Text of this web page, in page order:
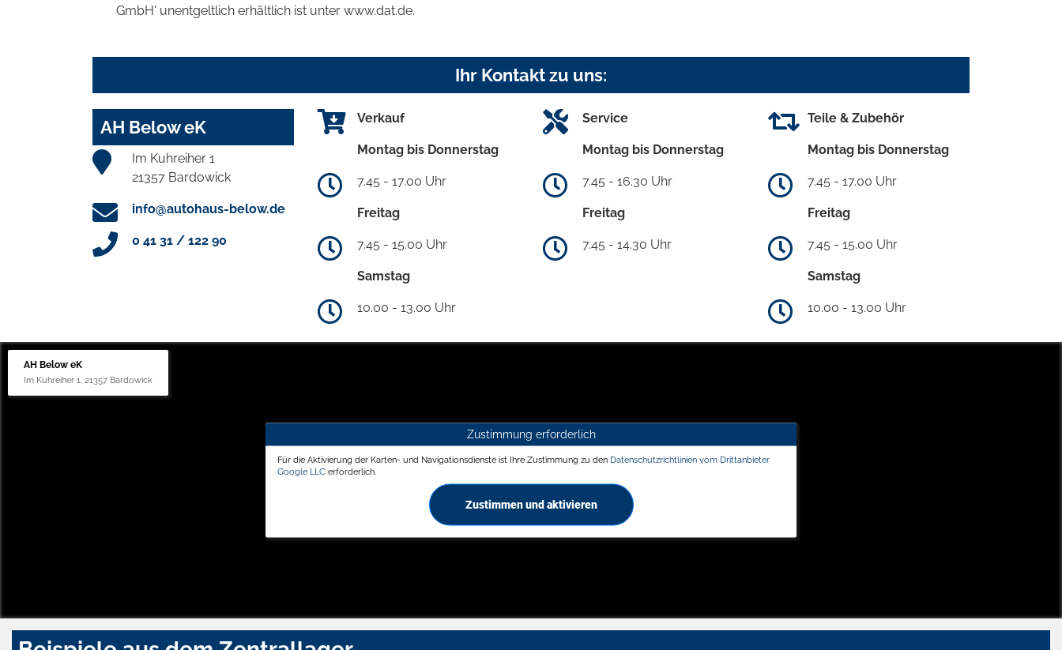
GmbH' unentgeltlich erhältlich ist unter www.dat.de.
Ihr Kontakt zu uns:
AH Below eK
Im Kuhreiher 1
21357 Bardowick
info@autohaus-below.de
0 41 31 / 122 90
Verkauf
Montag bis Donnerstag
7.45 - 17.00 Uhr
Freitag
7.45 - 15.00 Uhr
Samstag
10.00 - 13.00 Uhr
Service
Montag bis Donnerstag
7.45 - 16.30 Uhr
Freitag
7.45 - 14.30 Uhr
Teile & Zubehör
Montag bis Donnerstag
7.45 - 17.00 Uhr
Freitag
7.45 - 15.00 Uhr
Samstag
10.00 - 13.00 Uhr
AH Below eK
Im Kuhreiher 1, 21357 Bardowick
Zustimmung erforderlich
Für die Aktivierung der Karten- und Navigationsdienste ist Ihre Zustimmung zu den Datenschutzrichtlinien vom Drittanbieter
Google LLC erforderlich.
Zustimmen und aktivieren